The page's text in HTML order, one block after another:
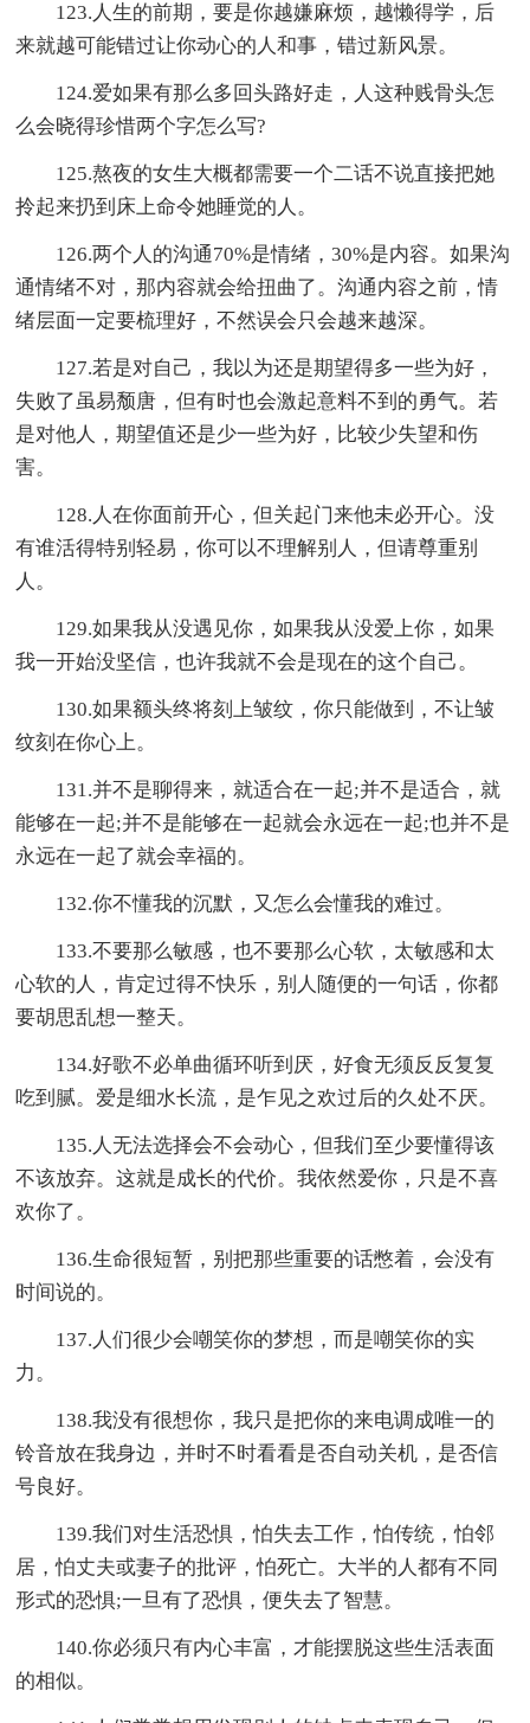
123.人生的前期，要是你越嫌麻烦，越懒得学，后
来就越可能错过让你动心的人和事，错过新风景。
124.爱如果有那么多回头路好走，人这种贱骨头怎
么会晓得珍惜两个字怎么写?
125.熬夜的女生大概都需要一个二话不说直接把她
拎起来扔到床上命令她睡觉的人。
126.两个人的沟通70%是情绪，30%是内容。如果沟
通情绪不对，那内容就会给扭曲了。沟通内容之前，情
绪层面一定要梳理好，不然误会只会越来越深。
127.若是对自己，我以为还是期望得多一些为好，
失败了虽易颓唐，但有时也会激起意料不到的勇气。若
是对他人，期望值还是少一些为好，比较少失望和伤
害。
128.人在你面前开心，但关起门来他未必开心。没
有谁活得特别轻易，你可以不理解别人，但请尊重别
人。
129.如果我从没遇见你，如果我从没爱上你，如果
我一开始没坚信，也许我就不会是现在的这个自己。
130.如果额头终将刻上皱纹，你只能做到，不让皱
纹刻在你心上。
131.并不是聊得来，就适合在一起;并不是适合，就
能够在一起;并不是能够在一起就会永远在一起;也并不是
永远在一起了就会幸福的。
132.你不懂我的沉默，又怎么会懂我的难过。
133.不要那么敏感，也不要那么心软，太敏感和太
心软的人，肯定过得不快乐，别人随便的一句话，你都
要胡思乱想一整天。
134.好歌不必单曲循环听到厌，好食无须反反复复
吃到腻。爱是细水长流，是乍见之欢过后的久处不厌。
135.人无法选择会不会动心，但我们至少要懂得该
不该放弃。这就是成长的代价。我依然爱你，只是不喜
欢你了。
136.生命很短暂，别把那些重要的话憋着，会没有
时间说的。
137.人们很少会嘲笑你的梦想，而是嘲笑你的实
力。
138.我没有很想你，我只是把你的来电调成唯一的
铃音放在我身边，并时不时看看是否自动关机，是否信
号良好。
139.我们对生活恐惧，怕失去工作，怕传统，怕邻
居，怕丈夫或妻子的批评，怕死亡。大半的人都有不同
形式的恐惧;一旦有了恐惧，便失去了智慧。
140.你必须只有内心丰富，才能摆脱这些生活表面
的相似。